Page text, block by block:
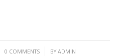
0 COMMENTS
/ BYADMIN